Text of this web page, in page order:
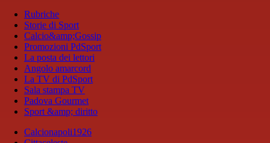
Rubriche
Storie di Sport
Calcio&amp;Gossip
Promozioni PdSport
La posta dei lettori
Angolo amarcord
La TV di PdSport
Sala stampa TV
Padova Gourmet
Sport &amp; diritto
Calcionapoli1926